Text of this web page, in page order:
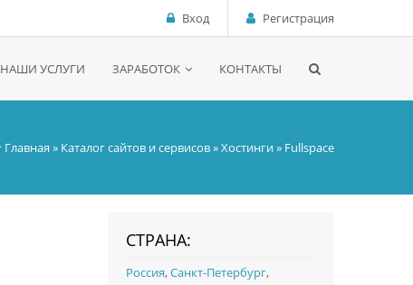
Вход Регистрация
НАШИ УСЛУГИ ЗАРАБОТОК КОНТАКТЫ
Главная » Каталог сайтов и сервисов»Хостинги» Fullspace
СТРАНА:
Россия,Санкт-Петербург,